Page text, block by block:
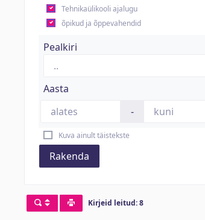
Tehnikaülikooli ajalugu
õpikud ja õppevahendid
Pealkiri
Aasta
-
Kuva ainult täistekste
Rakenda
Kirjeid leitud: 8